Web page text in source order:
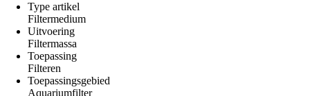
Type artikel
Filtermedium
Uitvoering
Filtermassa
Toepassing
Filteren
Toepassingsgebied
Aquariumfilter